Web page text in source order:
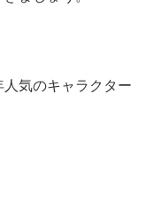
気のキャラクター